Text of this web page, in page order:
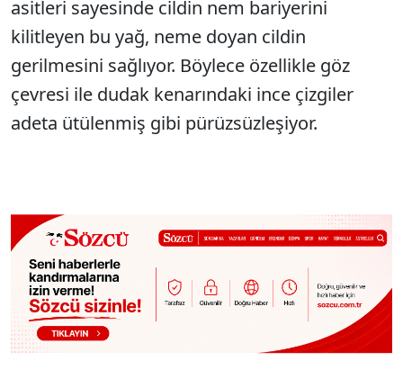
asitleri sayesinde cildin nem bariyerini
kilitleyen bu yağ, neme doyan cildin
gerilmesini sağlıyor. Böylece özellikle göz
çevresi ile dudak kenarındaki ince çizgiler
adeta ütülenmiş gibi pürüzsüzleşiyor.